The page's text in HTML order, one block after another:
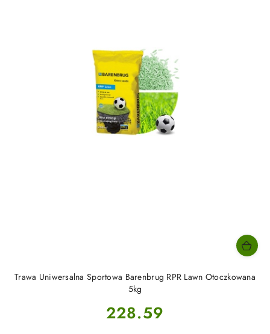
Trawa Uniwersalna Sportowa Barenbrug RPR Lawn Otoczkowana
5kg
Cena:
228.59